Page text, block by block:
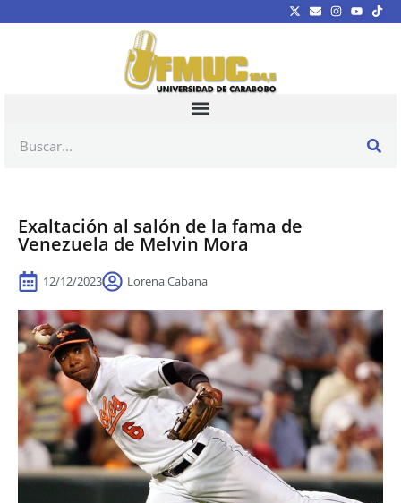
Exaltación al salón de la fama de
Venezuela de Melvin Mora
12/12/2023 Lorena Cabana